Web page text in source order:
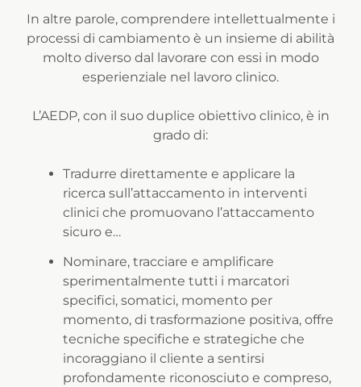
In altre parole, comprendere intellettualmente i
processi di cambiamento è un insieme di abilità
molto diverso dal lavorare con essi in modo
esperienziale nel lavoro clinico.
L’AEDP, con il suo duplice obiettivo clinico, è in
grado di:
Tradurre direttamente e applicare la
ricerca sull’attaccamento in interventi
clinici che promuovano l’attaccamento
sicuro e…
Nominare, tracciare e amplificare
sperimentalmente tutti i marcatori
specifici, somatici, momento per
momento, di trasformazione positiva, offre
tecniche specifiche e strategiche che
incoraggiano il cliente a sentirsi
profondamente riconosciuto e compreso,